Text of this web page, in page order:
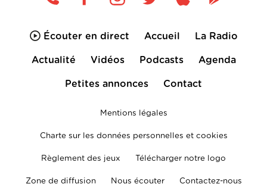
Écouter en direct Accueil La Radio
Actualité Vidéos Podcasts Agenda
Petites annonces Contact
Mentions légales
Charte sur les données personnelles et cookies
Règlement des jeux Télécharger notre logo
Zone de diffusion Nous écouter Contactez-nous